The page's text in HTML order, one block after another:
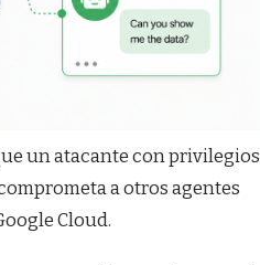
un atacante con privilegios
a otros agentes
Cloud.